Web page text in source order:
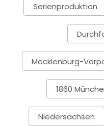
Serienproduktion
Mecklenburg-
1860
Niedersachsen